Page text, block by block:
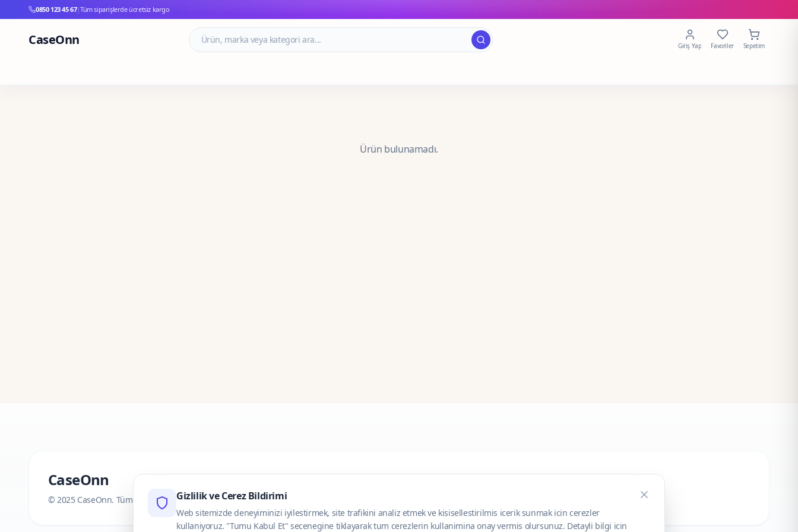
0850 123 45 67|Tüm siparişlerde ücretsiz kargo
CaseOnn Giriş Yap Favoriler Sepetim
Ürün bulunamadı.
CaseOnn
© 2025 CaseOnn. Tüm hakları saklıdır.Gizlilik ve Cerez Bildirimi
Web sitemizde deneyiminizi iyilestirmek, site trafikini analiz etmek ve kisisellestirilmis icerik sunmak icin cerezler
kullaniyoruz. "Tumu Kabul Et" secenegine tiklayarak tum cerezlerin kullanimina onay vermis olursunuz. Detayli bilgi icin